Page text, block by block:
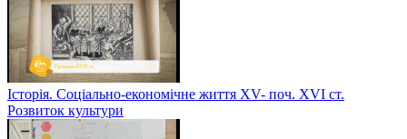
Історія. Соціально-економічне життя XV- поч. XVI ст.
Розвиток культури